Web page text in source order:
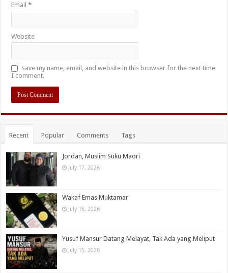
Email*
Website
Save my name, email, and website in this browser for the next time
I comment.
Recent Popular Comments Tags
Jordan, Muslim Suku Maori
July 17, 2026
Wakaf Emas Muktamar
July 15, 2026
Yusuf Mansur Datang Melayat, Tak Ada yang Meliput
July 15, 2026